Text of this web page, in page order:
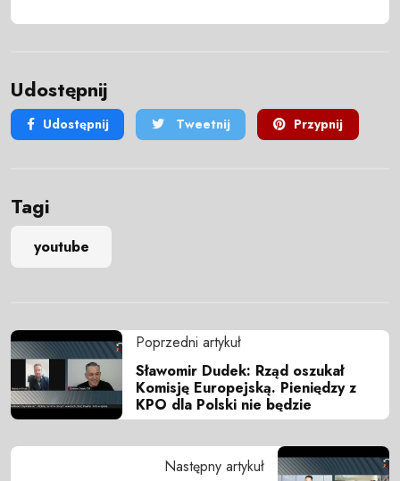
Udostępnij
Udostępnij Tweetnij Przypnij
Tagi
youtube
Poprzedni artykuł
Sławomir Dudek: Rząd oszukał
Komisję Europejską. Pieniędzy z
KPO dla Polski nie będzie
Następny artykuł